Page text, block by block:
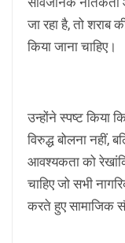
जा रहा है, तो शराब
किया जाना चाहिए।
उन्होंने स्पष्ट किया
विरुद्ध बोलना नहीं,
आवश्यकता को
चाहिए जो सभी
करते हुए सामाजिक